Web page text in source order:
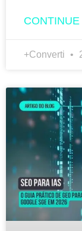
+Converti